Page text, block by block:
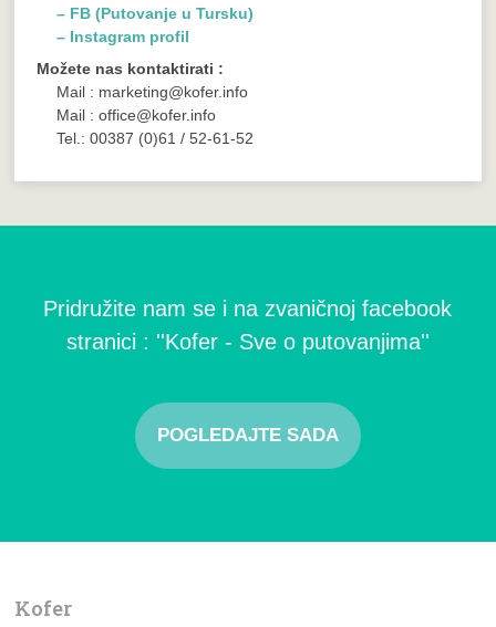
– FB (Putovanje u Tursku)
– Instagram profil
Možete nas kontaktirati :
Mail : marketing@kofer.info
Mail : office@kofer.info
Tel.: 00387 (0)61 / 52-61-52
Pridružite nam se i na zvaničnoj facebook
stranici : ''Kofer - Sve o putovanjima''
POGLEDAJTE SADA
Kofer